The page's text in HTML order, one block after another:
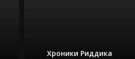
Хроники Риддика